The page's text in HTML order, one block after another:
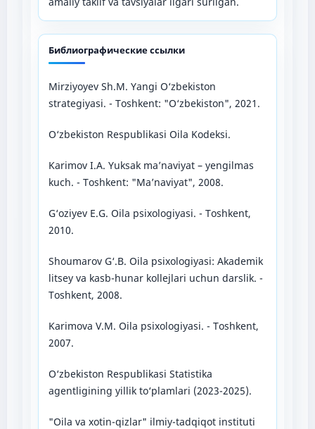
Библиографические ссылки
Mirziyoyev Sh.M. Yangi O‘zbekiston
strategiyasi. - Toshkent: "O‘zbekiston", 2021.
O‘zbekiston Respublikasi Oila Kodeksi.
Karimov I.A. Yuksak ma’naviyat – yengilmas
kuch. - Toshkent: "Ma’naviyat", 2008.
G‘oziyev E.G. Oila psixologiyasi. - Toshkent,
2010.
Shoumarov G‘.B. Oila psixologiyasi: Akademik
litsey va kasb-hunar kollejlari uchun darslik. -
Toshkent, 2008.
Karimova V.M. Oila psixologiyasi. - Toshkent,
2007.
O‘zbekiston Respublikasi Statistika
agentligining yillik to‘plamlari (2023-2025).
"Oila va xotin-qizlar" ilmiy-tadqiqot instituti